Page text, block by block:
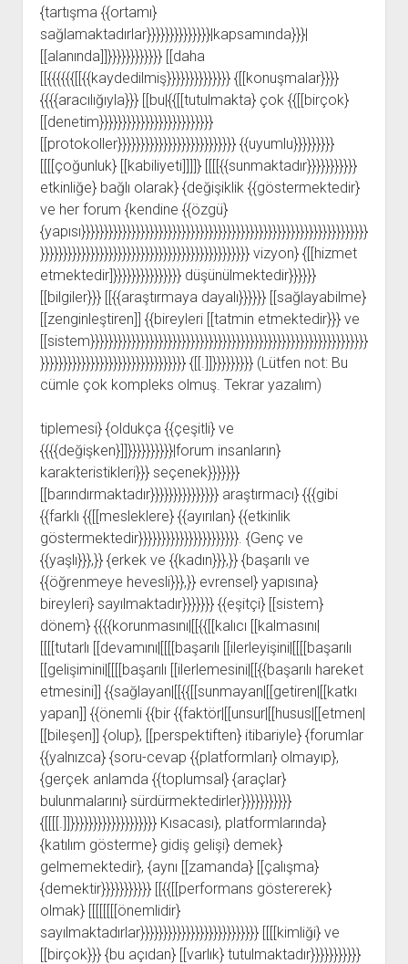
{tartışma {{ortamı}
sağlamaktadırlar}}}}}}}}}}}}}}|kapsamında}}}|
[[alanında]]}}}}}}}}}}}} [[daha
[[{{{{{{[[{{kaydedilmiş}}}}}}}}}}}}}} {[[konuşmalar}}}}
{{{{aracılığıyla}}} [[bu|{{[[tutulmakta} çok {{[[birçok}
[[denetim}}}}}}}}}}}}}}}}}}}}}}}}}
[[protokoller}}}}}}}}}}}}}}}}}}}}}}}}}} {{uyumlu}}}}}}}}}
[[[[çoğunluk} [[kabiliyeti]]]]} [[[[{{sunmaktadır}}}}}}}}}}}
etkinliğe} bağlı olarak} {değişiklik {{göstermektedir}
ve her forum {kendine {{özgü}
{yapısı}}}}}}}}}}}}}}}}}}}}}}}}}}}}}}}}}}}}}}}}}}}}}}}}}}}}}}}}}}}}}}}
}}}}}}}}}}}}}}}}}}}}}}}}}}}}}}}}}}}}}}}}}}}}}} vizyon} {[[hizmet
etmektedir]}}}}}}}}}}}}}}} düşünülmektedir}}}}}}
[[bilgiler}}} [[{{araştırmaya dayalı}}}}}} [[sağlayabilme}
[[zenginleştiren]] {{bireyleri [[tatmin etmektedir}}} ve
[[sistem}}}}}}}}}}}}}}}}}}}}}}}}}}}}}}}}}}}}}}}}}}}}}}}}}}}}}}}}}}}}}
}}}}}}}}}}}}}}}}}}}}}}}}}}}}}}}} {[[.]]}}}}}}}}} (Lütfen not: Bu
cümle çok kompleks olmuş. Tekrar yazalım)
tiplemesi} {oldukça {{çeşitli} ve
{{{{değişken}]]}}}}}}}}}}|forum insanların}
karakteristikleri}}} seçenek}}}}}}}
[[barındırmaktadır}}}}}}}}}}}}}}} araştırmacı} {{{gibi
{{farklı {{[[mesleklere} {{ayırılan} {{etkinlik
göstermektedir}}}}}}}}}}}}}}}}}}}}}}. {Genç ve
{{yaşlı}}},}} {erkek ve {{kadın}}},}} {başarılı ve
{{öğrenmeye hevesli}}},}} evrensel} yapısına}
bireyleri} sayılmaktadır}}}}}}} {{eşitçi} [[sistem}
dönem} {{{{korunmasını|[[{{[[kalıcı [[kalmasını|
[[[[tutarlı [[devamını|[[[[başarılı [[ilerleyişini|[[[[başarılı
[[gelişimini|[[[[başarılı [[ilerlemesini|[[{{başarılı hareket
etmesini]] {{sağlayan|[[{{[[sunmayan|[[getiren|[[katkı
yapan]] {{önemli {{bir {{faktör|[[unsur|[[husus|[[etmen|
[[bileşen]] {olup}, [[perspektiften} itibariyle} {forumlar
{{yalnızca} {soru-cevap {{platformları} olmayıp},
{gerçek anlamda {{toplumsal} {araçlar}
bulunmalarını} sürdürmektedirler}}}}}}}}}}}
{[[[[.]]}}}}}}}}}}}}}}}}}}} Kısacası}, platformlarında}
{katılım gösterme} gidiş gelişi} demek}
gelmemektedir}, {aynı [[zamanda} [[çalışma}
{demektir}}}}}}}}}}} [[{{[[performans göstererek}
olmak} [[[[[[[[önemlidir}
sayılmaktadırlar}}}}}}}}}}}}}}}}}}}}}}}}}} [[[[kimliği} ve
[[birçok}}} {bu açıdan} [[varlık} tutulmaktadır}}}}}}}}}}}